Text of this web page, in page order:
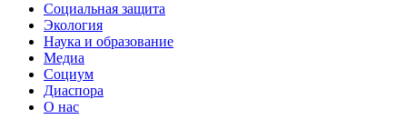
Социальная защита
Экология
Наука и образование
Медиа
Социум
Диаспора
О нас